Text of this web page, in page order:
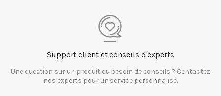
Support client et conseils d'experts
Une question sur un produit ou besoin de conseils ? Contactez
nos experts pour un service personnalisé.